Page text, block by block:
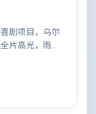
剧项目，乌尔
片高光，雨
。配乐与摄影